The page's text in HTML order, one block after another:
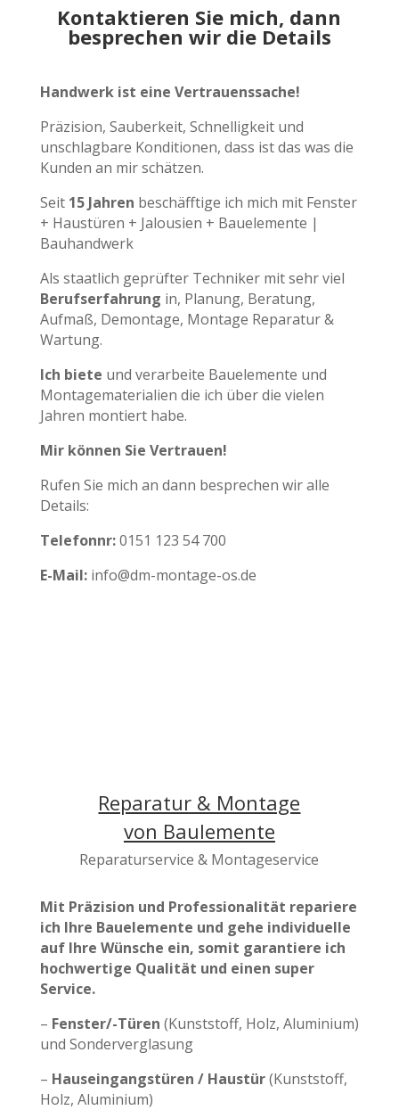
Kontaktieren Sie mich, dann
besprechen wir die Details
Handwerk ist eine Vertrauenssache!
Präzision, Sauberkeit, Schnelligkeit und
unschlagbare Konditionen, dass ist das was die
Kunden an mir schätzen.
Seit 15 Jahren beschäfftige ich mich mit Fenster
+ Haustüren + Jalousien + Bauelemente |
Bauhandwerk
Als staatlich geprüfter Techniker mit sehr viel
Berufserfahrung in, Planung, Beratung,
Aufmaß, Demontage, Montage Reparatur &
Wartung.
Ich biete und verarbeite Bauelemente und
Montagematerialien die ich über die vielen
Jahren montiert habe.
Mir können Sie Vertrauen!
Rufen Sie mich an dann besprechen wir alle
Details:
Telefonnr:0151 123 54 700
E-Mail:info@dm-montage-os.de
Reparatur & Montage
von Baulemente
Reparaturservice & Montageservice
Mit Präzision und Professionalität repariere
ich Ihre Bauelemente und gehe individuelle
auf Ihre Wünsche ein, somit garantiere ich
hochwertige Qualität und einen super
Service.
– Fenster/-Türen (Kunststoff, Holz, Aluminium)
und Sonderverglasung
– Hauseingangstüren / Haustür(Kunststoff,
Holz, Aluminium)